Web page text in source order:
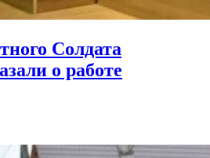
Солдата
о работе